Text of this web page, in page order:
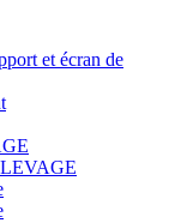
et écran de